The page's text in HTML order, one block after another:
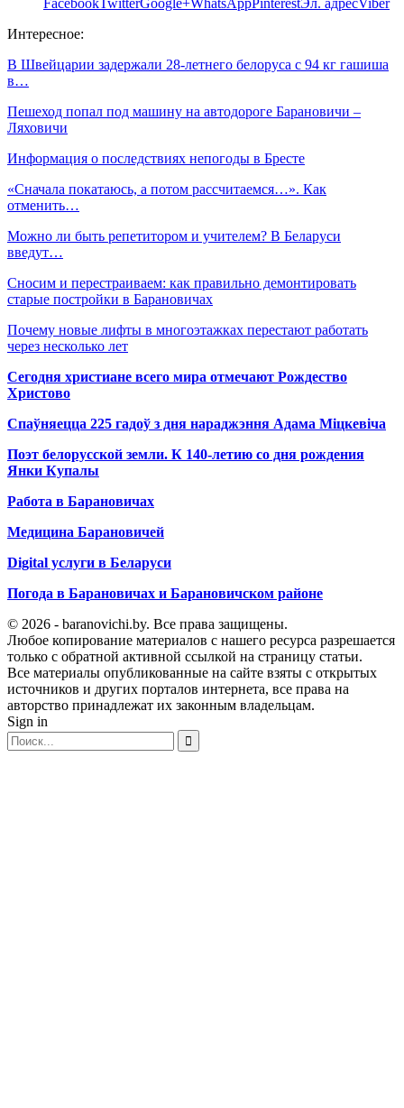
Facebook TwitterGoogle+WhatsAppPinterestЭл. адресViber
Интересное:
В Швейцарии задержали 28-летнего белоруса с 94 кг гашиша
в…
Пешеход попал под машину на автодороге Барановичи –
Ляховичи
Информация о последствиях непогоды в Бресте
«Сначала покатаюсь, а потом рассчитаемся…». Как
отменить…
Можно ли быть репетитором и учителем? В Беларуси
введут…
Сносим и перестраиваем: как правильно демонтировать
старые постройки в Барановичах
Почему новые лифты в многоэтажках перестают работать
через несколько лет
Сегодня христиане всего мира отмечают Рождество
Христово
Спаўняецца 225 гадоў з дня нараджэння Адама Міцкевіча
Поэт белорусской земли. К 140-летию со дня рождения
Янки Купалы
Работа в Барановичах
Медицина Барановичей
Digital услуги в Беларуси
Погода в Барановичах и Барановичском районе
© 2026 - baranovichi.by. Все права защищены.
Любое копирование материалов с нашего ресурса разрешается
только с обратной активной ссылкой на страницу статьи.
Все материалы опубликованные на сайте взяты с открытых
источников и других порталов интернета, все права на
авторство принадлежат их законным владельцам.
Sign in